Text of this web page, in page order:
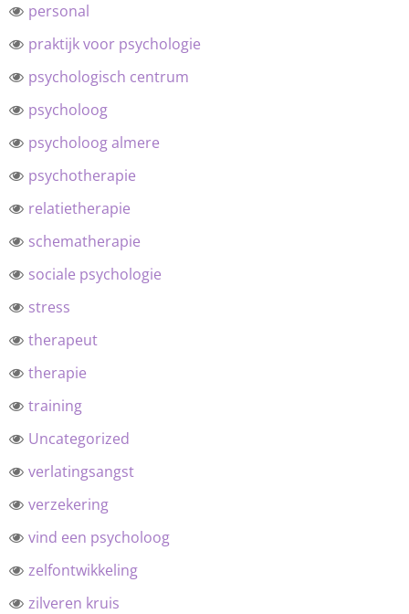
personal
praktijk voor psychologie
psychologisch centrum
psycholoog
psycholoog almere
psychotherapie
relatietherapie
schematherapie
sociale psychologie
stress
therapeut
therapie
training
Uncategorized
verlatingsangst
verzekering
vind een psycholoog
zelfontwikkeling
zilveren kruis